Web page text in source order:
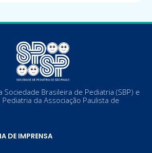
Sociedade Brasileira de Pediatria (SBP) e
da Associação Paulista de
DE IMPRENSA